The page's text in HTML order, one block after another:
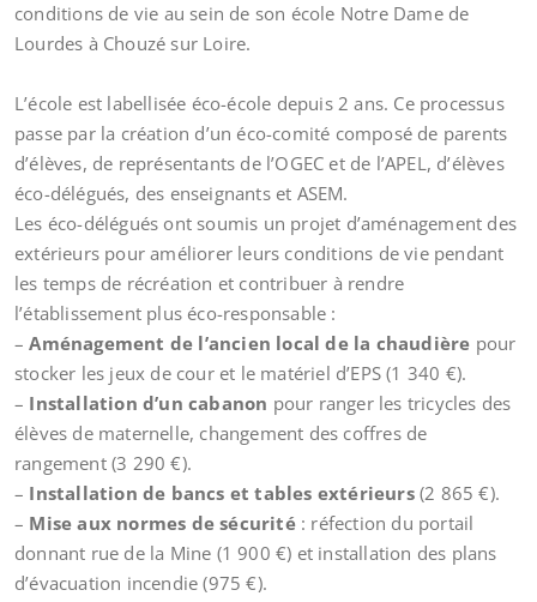
conditions de vie au sein de son école Notre Dame de
Lourdes à Chouzé sur Loire.
L’école est labellisée éco-école depuis 2 ans. Ce processus
passe par la création d’un éco-comité composé de parents
d’élèves, de représentants de l’OGEC et de l’APEL, d’élèves
éco-délégués, des enseignants et ASEM.
Les éco-délégués ont soumis un projet d’aménagement des
extérieurs pour améliorer leurs conditions de vie pendant
les temps de récréation et contribuer à rendre
l’établissement plus éco-responsable :
–Aménagement de l’ancien local de la chaudière pour
stocker les jeux de cour et le matériel d’EPS (1 340 €).
– Installation d’un cabanon pour ranger les tricycles des
élèves de maternelle, changement des coffres de
rangement (3 290 €).
– Installation de bancs et tables extérieurs(2 865 €).
– Mise aux normes de sécurité: réfection du portail
donnant rue de la Mine (1 900 €) et installation des plans
d’évacuation incendie (975 €).